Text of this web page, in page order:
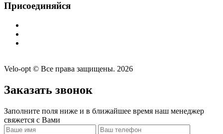
Присоединяйся
Velo-opt © Все права защищены. 2026
Заказать звонок
Заполните поля ниже и в ближайшее время наш менеджер
свяжется с Вами